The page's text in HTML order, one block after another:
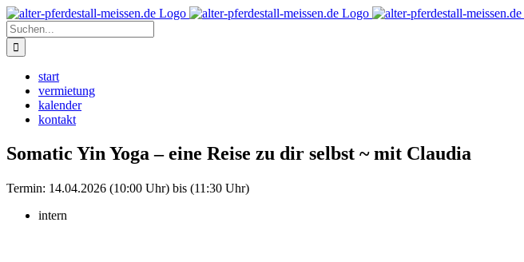
Zum
Inhalt
springen
Instagram
Suche
nach:
start
vermietung
kalender
kontakt
Somatic Yin Yoga – eine Reise zu dir selbst ~ mit Claudia
Termin: 14.04.2026 (10:00 Uhr) bis (11:30 Uhr)
intern